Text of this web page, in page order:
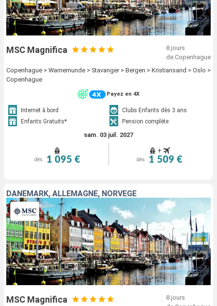
MSC Magnifica
8 jours
de Copenhague
Copenhague > Warnemunde > Stavanger > Bergen > Kristiansand > Oslo >
Copenhague
Payez en 4X
Internet à bord
Clubs Enfants dès 3 ans
Enfants Gratuits*
Pension complète
sam. 03 juil. 2027
dès 1 095 €
+
dès 1 509 €
DANEMARK, ALLEMAGNE, NORVÈGE
MSC Magnifica
8 jours